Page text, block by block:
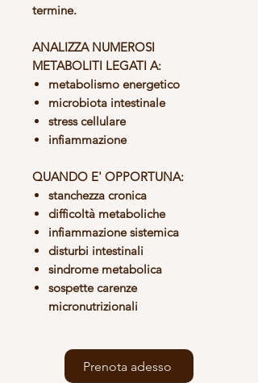
termine.
ANALIZZA NUMEROSI
METABOLITI LEGATI A:
metabolismo energetico
microbiota intestinale
stress cellulare
infiammazione
QUANDO E' OPPORTUNA:
stanchezza cronica
difficoltà metaboliche
infiammazione sistemica
disturbi intestinali
sindrome metabolica
sospette carenze
micronutrizionali
Prenota adesso